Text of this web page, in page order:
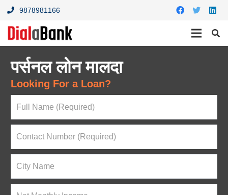
9878981166
पर्सनल लोन मालदा
Looking For a Loan?